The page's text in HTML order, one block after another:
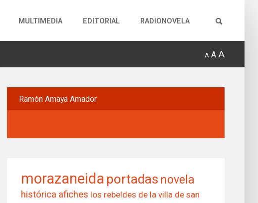
MULTIMEDIA EDITORIAL RADIONOVELA
A A A
RamónAmaya Amador
morazaneida portadas novela
histórica afiches los rebeldes de la villa de san